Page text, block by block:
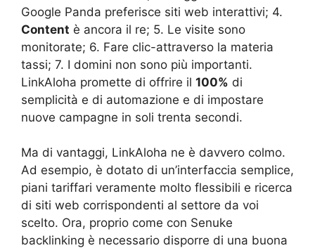
Google Panda preferisce siti web interattivi; 4.
Content è ancora il re; 5. Le visite sono
monitorate; 6. Fare clic-attraverso la materia
tassi; 7. I domini non sono più importanti.
LinkAloha promette di offrire il 100% di
semplicità e di automazione e di impostare
nuove campagne in soli trenta secondi.
Ma di vantaggi, LinkAloha ne è davvero colmo.
Ad esempio, è dotato di un’interfaccia semplice,
piani tariffari veramente molto flessibili e ricerca
di siti web corrispondenti al settore da voi
scelto. Ora, proprio come con Senuke
backlinking è necessario disporre di una buona